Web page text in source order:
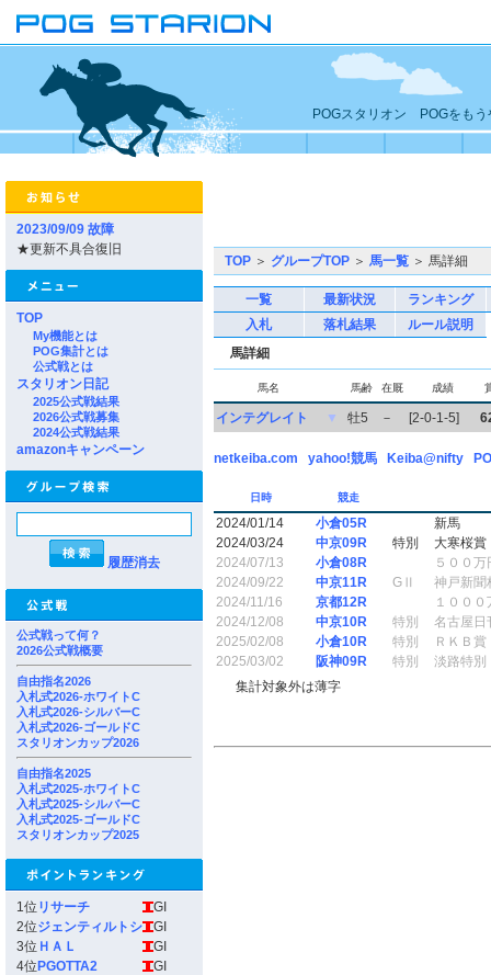
POGスタリオン POGをもう
2023/09/09 故障
★更新不具合復旧
TOP
My機能とは
POG集計とは
公式戦とは
スタリオン日記
2025公式戦結果
2026公式戦募集
2024公式戦結果
amazonキャンペーン
履歴消去
公式戦って何？
2026公式戦概要
自由指名2026
入札式2026-ホワイトC
入札式2026-シルバーC
入札式2026-ゴールドC
スタリオンカップ2026
自由指名2025
入札式2025-ホワイトC
入札式2025-シルバーC
入札式2025-ゴールドC
スタリオンカップ2025
1位 リサーチ
GI
2位ジェンティルトシ
GI
3位 ＨＡＬ
GI
4位 PGOTTA2
GI
TOP ＞ グループTOP ＞ 馬一覧 ＞ 馬詳細
一覧 最新状況
ランキング
入札
落札結果
ルール説明
馬詳細
馬名 馬齢 在厩 成績
インテグレイト ▼ 牡5 － [2-0-1-5]
netkeiba.com yahoo!競馬 Keiba@nifty
日時 競走
2024/01/14 小倉05R
新馬
2024/03/24
中京09R 特別
大寒桜賞
2024/07/13
小倉08R
５００万
2024/09/22
中京11R GⅡ
神戸新聞
2024/11/16
京都12R
１００
2024/12/08
中京10R 特別
名古屋日
2025/02/08
小倉10R 特別
ＲＫＢ賞
2025/03/02
阪神09R 特別
淡路特別
集計対象外は薄字